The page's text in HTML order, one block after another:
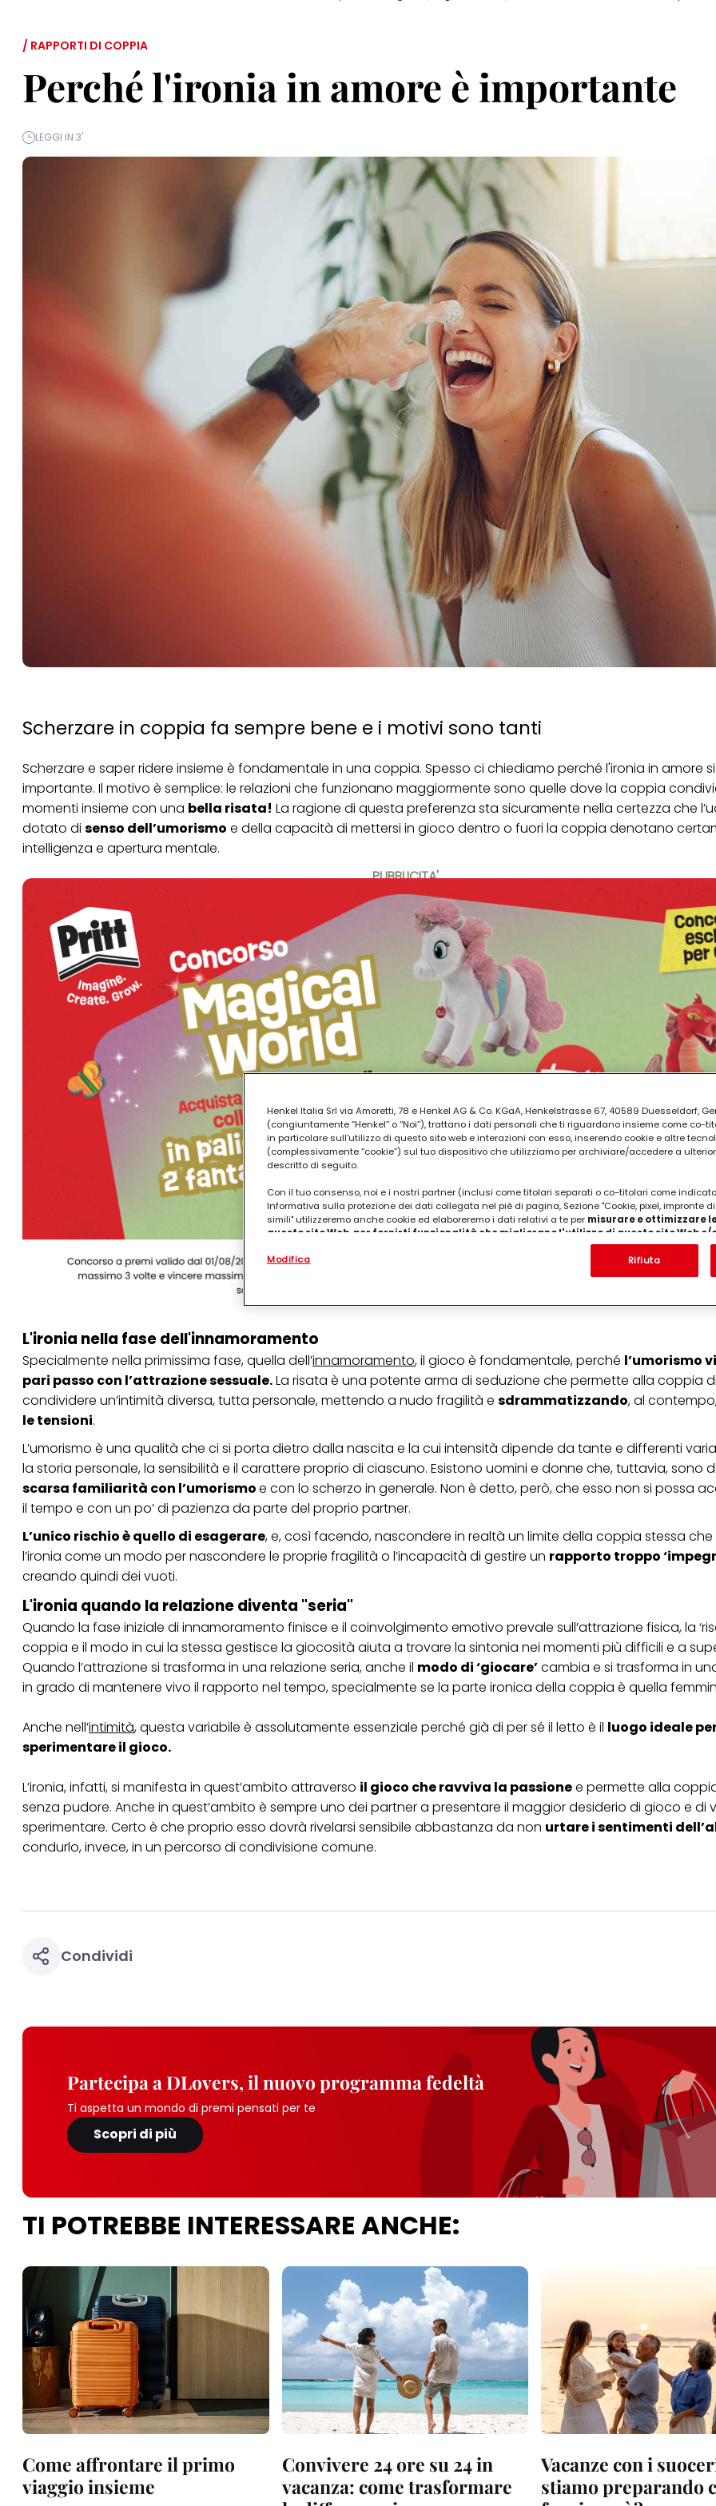
/ RAPPORTI DI COPPIA
Perché l'ironia in amore è importante
LEGGI IN 3'
Scherzare in coppia fa sempre bene e i motivi sono tanti
PUBBLICITA'
Scherzare e saper ridere insieme è fondamentale in una coppia. Spesso ci chiediamo perché l'ironia in amore
importante. Il motivo è semplice: le relazioni che funzionano maggiormente sono quelle dove la coppia
momenti insieme con una bella risata! La ragione di questa preferenza sta sicuramente nella certezza che
dotato di senso dell’umorismo e della capacità di mettersi in gioco dentro o fuori la coppia denotano
intelligenza e apertura mentale.
L'ironia nella fase dell'innamoramento
Specialmente nella primissima fase, quella dell’innamoramento, il gioco è fondamentale, perché l’umorismo
pari passo con l’attrazione sessuale.La risata è una potente arma di seduzione che permette alla coppia di
condividere un’intimità diversa, tutta personale, mettendo a nudo fragilità e sdrammatizzando, al
le tensioni.
L’umorismo è una qualità che ci si porta dietro dalla nascita e la cui intensità dipende da tante e differenti
la storia personale, la sensibilità e il carattere proprio di ciascuno. Esistono uomini e donne che, tuttavia, sono
scarsa familiarità con l’umorismoe con lo scherzo in generale. Non è detto, però, che esso non si possa
il tempo e con un po’ di pazienza da parte del proprio partner.
L’unico rischio è quello di esagerare, e, così facendo, nascondere in realtà un limite della coppia stessa che
l’ironia come un modo per nascondere le proprie fragilità o l’incapacità di gestire un rapporto troppo
creando quindi dei vuoti.
L'ironia quando la relazione diventa "seria"
Quando la fase iniziale di innamoramento finisce e il coinvolgimento emotivo prevale sull’attrazione fisica, la
coppia e il modo in cui la stessa gestisce la giocosità aiuta a trovare la sintonia nei momenti più difficili e a
Quando l’attrazione si trasforma in una relazione seria, anche il modo di ‘giocare’cambia e si trasforma in
in grado di mantenere vivo il rapporto nel tempo, specialmente se la parte ironica della coppia è quella
Anche nell’intimità, questa variabile è assolutamente essenziale perché già di per sé il letto è il luogo ideale
sperimentare il gioco.
L’ironia, infatti, si manifesta in quest’ambito attraverso il gioco che ravviva la passionee permette alla
senza pudore. Anche in quest’ambito è sempre uno dei partner a presentare il maggior desiderio di gioco e di
sperimentare. Certo è che proprio esso dovrà rivelarsi sensibile abbastanza da non urtare i sentimenti
condurlo, invece, in un percorso di condivisione comune.
Condividi
Partecipa a DLovers, il nuovo programma fedeltà
Ti aspetta un mondo di premi pensati per te
Scopri di più
TI POTREBBE INTERESSARE ANCHE:
Come affrontare il primo
viaggio insieme
Convivere 24 ore su 24 in
vacanza: come trasformare
Vacanze con i
stiamo preparando
Henkel Italia Srl via Amoretti, 78 e Henkel AG & Co. KGaA, Henkelstrasse 67, 40589 Duesseldorf,
(congiuntamente “Henkel” o “Noi”), trattano i dati personali che ti riguardano insieme come co-
in particolare sull'utilizzo di questo sito web e interazioni con esso, inserendo cookie e altre
(complessivamente “cookie”) sul tuo dispositivo che utilizziamo per archiviare/accedere a
descritto di seguito.
Con il tuo consenso, noi e i nostri partner (inclusi come titolari separati o co-titolari come
Informativa sulla protezione dei dati collegata nel piè di pagina, Sezione "Cookie, pixel, impronte
simili" utilizzeremo anche cookie ed elaboreremo i dati relativi a te per misurare e ottimizzare
questo sito Web, per fornirti funzionalità che migliorano l'utilizzo di questo sito Web e/
. Analizzeremo il tuo utilizzo di questo sito Web e le tue interazioni commerciali
(rispettivamente dell'azienda per cui lavori) per) e su tale base tracciare i tuoi acquisti dei nostri
terzi, conservare le nostre informazioni sulle entità commerciali e creare profili individuali su di te
Puoi trovare maggiori informazioni sul trattamento dei tuoi dati nella nostra Informativa sulla
collegata nel piè di pagina (Sezione "Cookie, Pixel, Impronte digitali e tecnologie simili"). Puoi
qualsiasi momento con effetto per il futuro disabilitando i cookie sul nostro sito web nella sezione
collegata nel piè di pagina. Per ulteriori informazioni sui cookie utilizzati su questo sito Web, in
periodo di conservazione, consultare le informazioni dettagliate su ciascun cookie disponibili
Se fai clic su "Modifica" potrai trovare maggiori informazioni sul trattamento dei tuoi dati / sull'uso
per uno o più degli scopi sopra menzionati. Cliccando su "Accetta tutto", acconsenti all'uso dei
tuoi dati personali per tutte le finalità sopra indicate. Se fai clic su "Rifiuta", verranno utilizzati solo i
necessari per fornirti questo sito web.
Modifica Rifiuta